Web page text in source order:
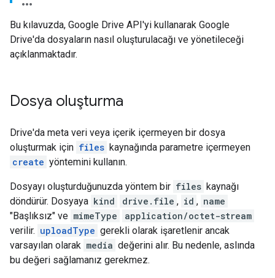
Bu kılavuzda, Google Drive API'yi kullanarak Google
Drive'da dosyaların nasıl oluşturulacağı ve yönetileceği
açıklanmaktadır.
Dosya oluşturma
Drive'da meta veri veya içerik içermeyen bir dosya
oluşturmak için files kaynağında parametre içermeyen
create yöntemini kullanın.
Dosyayı oluşturduğunuzda yöntem bir files kaynağı
döndürür. Dosyaya kind drive.file , id , name
"Başlıksız" ve mimeType
application/octet-stream
verilir. uploadType gerekli olarak işaretlenir ancak
varsayılan olarak media değerini alır. Bu nedenle, aslında
bu değeri sağlamanız gerekmez.